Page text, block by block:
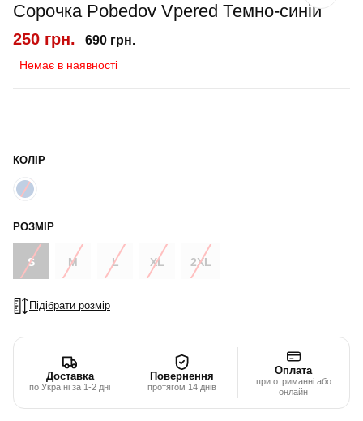
Сорочка Pobedov Vpered Темно-синій
250 грн. 690 грн.
Немає в наявності
КОЛІР
РОЗМІР
S M L XL 2XL
Підібрати розмір
Доставка
по Україні за 1-2 дні
Повернення
протягом 14 днів
Оплата
при отриманні або
онлайн